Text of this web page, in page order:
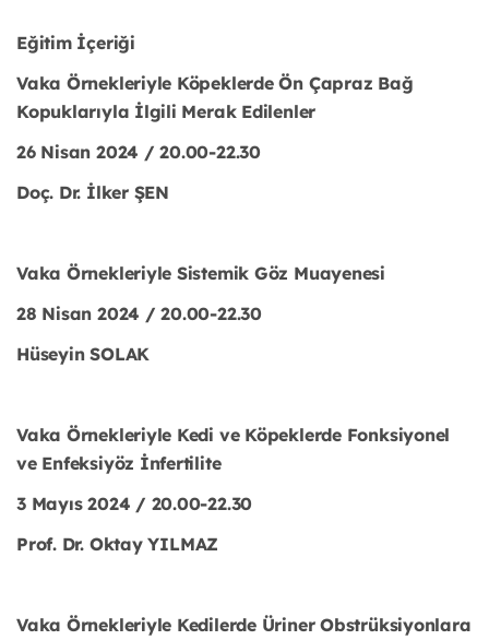
Eğitim İçeriği
Vaka Örnekleriyle Köpeklerde Ön Çapraz Bağ
Kopuklarıyla İlgili Merak Edilenler
26 Nisan 2024 / 20.00-22.30
Doç. Dr. İlker ŞEN
Vaka Örnekleriyle Sistemik Göz Muayenesi
28 Nisan 2024 / 20.00-22.30
Hüseyin SOLAK
Vaka Örnekleriyle Kedi ve Köpeklerde Fonksiyonel
ve Enfeksiyöz İnfertilite
3 Mayıs 2024 / 20.00-22.30
Prof. Dr. Oktay YILMAZ
Vaka Örnekleriyle Kedilerde Üriner Obstrüksiyonlara